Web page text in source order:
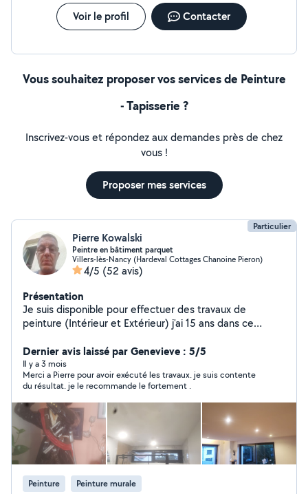
Voir le profil Contacter
Vous souhaitez proposer vos services de Peinture
- Tapisserie ?
Inscrivez-vous et répondez aux demandes près de chez
vous !
Proposer mes services
Particulier
Pierre Kowalski
Peintre en bâtiment parquet
Villers-lès-Nancy (Hardeval Cottages Chanoine Pieron)
4/5 (52 avis)
Présentation
Je suis disponible pour effectuer des travaux de
peinture (Intérieur et Extérieur) j'ai 15 ans dans ce
prèt à mettre mon savoir-faire à votre service,les
photos que j'ai en son la preuve. N'hésitez pas a me
contacter. Pierre
Dernier avis laissé par Genevieve : 5/5
Il y a 3 mois
Merci a Pierre pour avoir exécuté les travaux. je suis contente
du résultat. je le recommande le fortement .
Peinture Peinture murale